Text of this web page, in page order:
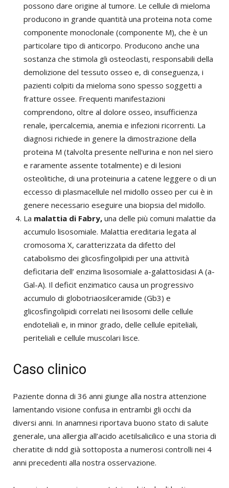
possono dare origine al tumore. Le cellule di mieloma
producono in grande quantità una proteina nota come
componente monoclonale (componente M), che è un
particolare tipo di anticorpo. Producono anche una
sostanza che stimola gli osteoclasti, responsabili della
demolizione del tessuto osseo e, di conseguenza, i
pazienti colpiti da mieloma sono spesso soggetti a
fratture ossee. Frequenti manifestazioni
comprendono, oltre al dolore osseo, insufficienza
renale, ipercalcemia, anemia e infezioni ricorrenti. La
diagnosi richiede in genere la dimostrazione della
proteina M (talvolta presente nell'urina e non nel siero
e raramente assente totalmente) e di lesioni
osteolitiche, di una proteinuria a catene leggere o di un
eccesso di plasmacellule nel midollo osseo per cui è in
genere necessario eseguire una biopsia del midollo.
La malattia di Fabry, una delle più comuni malattie da
accumulo lisosomiale. Malattia ereditaria legata al
cromosoma X, caratterizzata da difetto del
catabolismo dei glicosfingolipidi per una attività
deficitaria dell’ enzima lisosomiale a-galattosidasi A (a-
Gal-A). Il deficit enzimatico causa un progressivo
accumulo di globotriaosilceramide (Gb3) e
glicosfingolipidi correlati nei lisosomi delle cellule
endoteliali e, in minor grado, delle cellule epiteliali,
periteliali e cellule muscolari lisce.
Caso clinico
Paziente donna di 36 anni giunge alla nostra attenzione
lamentando visione confusa in entrambi gli occhi da
diversi anni. In anamnesi riportava buono stato di salute
generale, una allergia all’acido acetilsalicilico e una storia di
cheratite di ndd già sottoposta a numerosi controlli nei 4
anni precedenti alla nostra osservazione.